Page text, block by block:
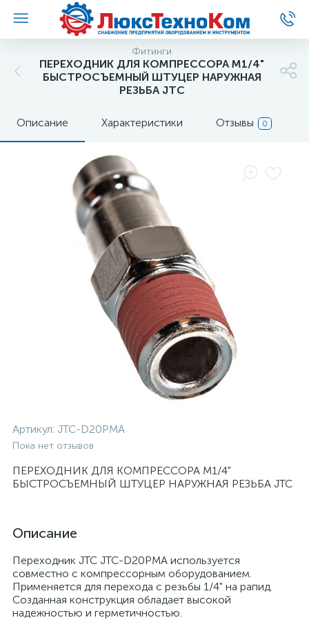
Фитинги
ПЕРЕХОДНИК ДЛЯ КОМПРЕССОРА M1/4"
БЫСТРОСЪЕМНЫЙ ШТУЦЕР НАРУЖНАЯ
РЕЗЬБА JTC
Описание Характеристики Отзывы 0
Артикул: JTC-D20PMA
Пока нет отзывов
ПЕРЕХОДНИК ДЛЯ КОМПРЕССОРА M1/4"
БЫСТРОСЪЕМНЫЙ ШТУЦЕР НАРУЖНАЯ РЕЗЬБА JTC
Описание
Переходник JTC JTC-D20PMA используется
совместно с компрессорным оборудованием.
Применяется для перехода с резьбы 1/4" на рапид.
Созданная конструкция обладает высокой
надежностью и герметичностью.